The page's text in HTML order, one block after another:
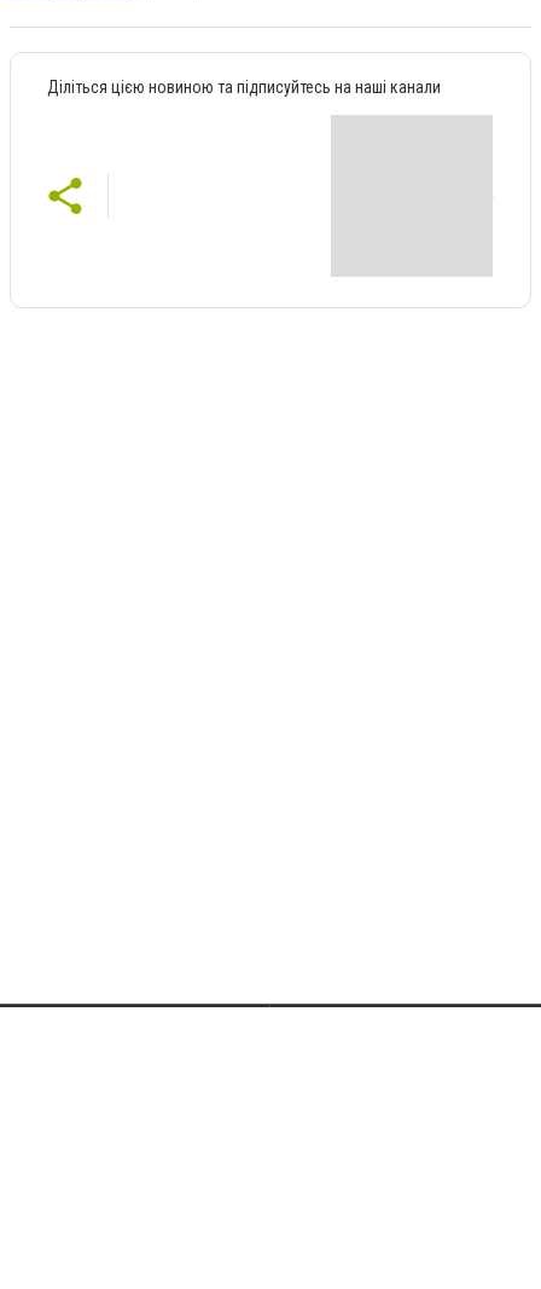
Діліться цією новиною та підписуйтесь на наші канали